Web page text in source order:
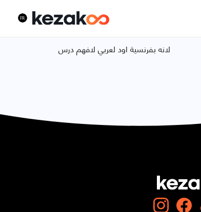
لانه بفرنسية اود لعربي لافهم درس